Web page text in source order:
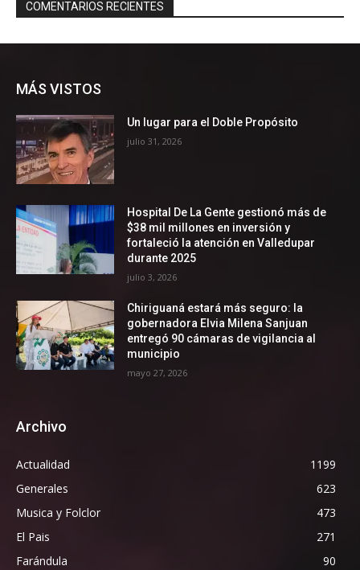
MÁS VISTOS
Un lugar para el Doble Propósito
julio 31, 2026
Hospital De La Gente gestionó más de
$38 mil millones en inversión y
fortaleció la atención en Valledupar
durante 2025
julio 3, 2026
Chiriguaná estará más seguro: la
gobernadora Elvia Milena Sanjuan
entregó 90 cámaras de vigilancia al
municipio
mayo 27, 2026
Archivo
Actualidad
1199
Generales
623
Musica y Folclor
473
El Pais
271
Farándula
90